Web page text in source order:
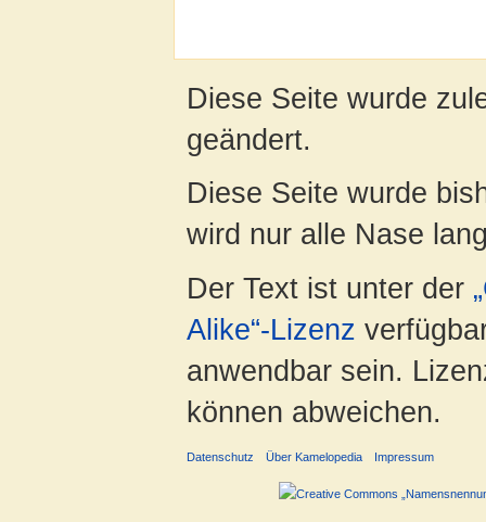
Diese Seite wurde
geändert.
Diese Seite wurde
wird nur alle Nase
Der Text ist unter der
Alike“-Lizenz
anwendbar sein.
können abweichen.
Datenschutz Über Kamelopedia Impressum